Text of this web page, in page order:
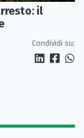
il
Condividi su: